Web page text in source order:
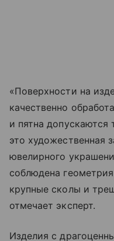
«Поверхности на
качественно
и пятна допускаются
это художественная
ювелирного
соблюдена
крупные сколы и
отмечает эксперт.
Изделия с